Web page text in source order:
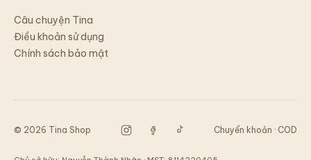
Câu chuyện Tina
Điều khoản sử dụng
Chính sách bảo mật
© 2026 Tina Shop Chuyển khoản · COD